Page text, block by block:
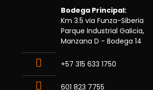
Bodega Principal:
Km 3.5 via Funza-Siberia
Parque Industrial Galicia,
Manzana D - Bodega 14
+57 315 633 1750
601 823 7755